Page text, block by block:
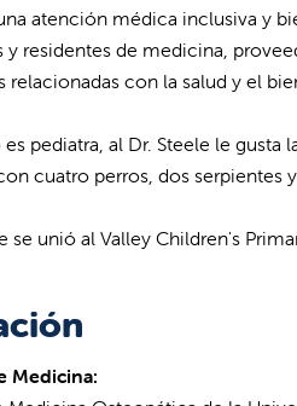
atención médica inclusiva y
y residentes de medicina,
relacionadas con la salud y el
pediatra, al Dr. Steele le
cuatro perros, dos serpientes
se unió al Valley Children's
Medicina: